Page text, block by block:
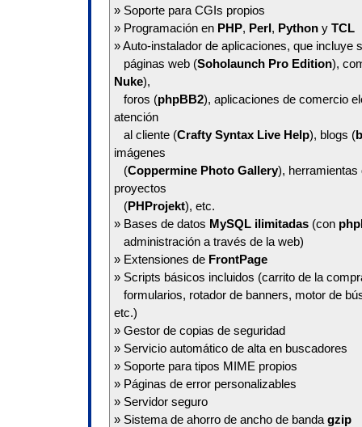
» Soporte para CGIs propios
» Programación en PHP, Perl, Python y TCL
» Auto-instalador de aplicaciones, que incluye
páginas web (Soholaunch Pro Edition),
Nuke),
foros (phpBB2), aplicaciones de comercio
atención
al cliente (Crafty Syntax Live Help), blogs (
imágenes
(Coppermine Photo Gallery), herramientas
proyectos
(PHProjekt), etc.
» Bases de datos MySQL ilimitadas (con
administración a través de la web)
» Extensiones de FrontPage
» Scripts básicos incluidos (carrito de la
formularios, rotador de banners, motor de
etc.)
» Gestor de copias de seguridad
» Servicio automático de alta en buscadores
» Soporte para tipos MIME propios
» Páginas de error personalizables
» Servidor seguro
» Sistema de ahorro de ancho de banda gzip